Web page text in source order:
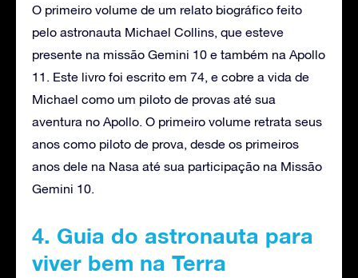
O primeiro volume de um relato biográfico feito
pelo astronauta Michael Collins, que esteve
presente na missão Gemini 10 e também na Apollo
11. Este livro foi escrito em 74, e cobre a vida de
Michael como um piloto de provas até sua
aventura no Apollo. O primeiro volume retrata seus
anos como piloto de prova, desde os primeiros
anos dele na Nasa até sua participação na Missão
Gemini 10.
4. Guia do astronauta para
viver bem na Terra